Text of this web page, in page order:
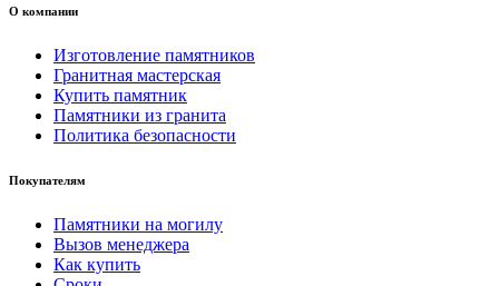
О компании
Изготовление памятников
Гранитная мастерская
Купить памятник
Памятники из гранита
Политика безопасности
Покупателям
Памятники на могилу
Вызов менеджера
Как купить